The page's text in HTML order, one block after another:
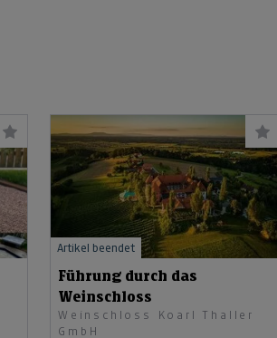
Führung durch das
Weinschloss
Weinschloss Koarl Thaller
GmbH
Artikel beendet